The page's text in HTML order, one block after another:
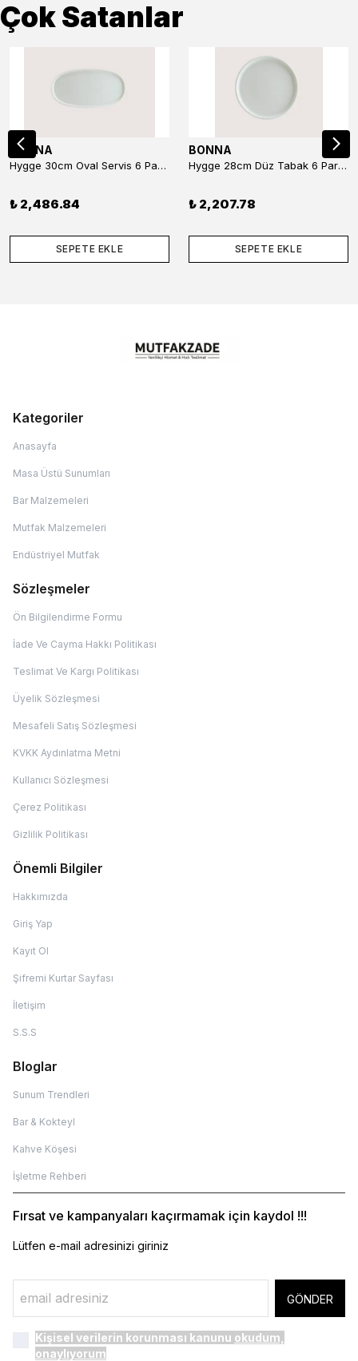
Çok Satanlar
BONNA
Hygge 30cm Oval Servis 6 Parça
₺ 2,486.84
SEPETE EKLE
BONNA
Hygge 28cm Düz Tabak 6 Parça
₺ 2,207.78
SEPETE EKLE
Kategoriler
Anasayfa
Masa Üstü Sunumları
Bar Malzemeleri
Mutfak Malzemeleri
Endüstriyel Mutfak
Sözleşmeler
Ön Bilgilendirme Formu
İade Ve Cayma Hakkı Politikası
Teslimat Ve Kargı Politikası
Üyelik Sözleşmesi
Mesafeli Satış Sözleşmesi
KVKK Aydınlatma Metni
Kullanıcı Sözleşmesi
Çerez Politikası
Gizlilik Politikası
Önemli Bilgiler
Hakkımızda
Giriş Yap
Kayıt Ol
Şifremi Kurtar Sayfası
İletişim
S.S.S
Bloglar
Sunum Trendleri
Bar & Kokteyl
Kahve Köşesi
İşletme Rehberi
Fırsat ve kampanyaları kaçırmamak için kaydol !!!
Lütfen e-mail adresinizi giriniz
GÖNDER
Kişisel verilerin korunması kanunu okudum,
onaylıyorum